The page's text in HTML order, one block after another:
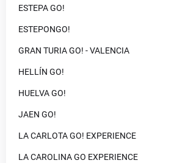
ESTEPA GO!
ESTEPONGO!
GRAN TURIA GO! - VALENCIA
HELLÍN GO!
HUELVA GO!
JAEN GO!
LA CARLOTA GO! EXPERIENCE
LA CAROLINA GO EXPERIENCE